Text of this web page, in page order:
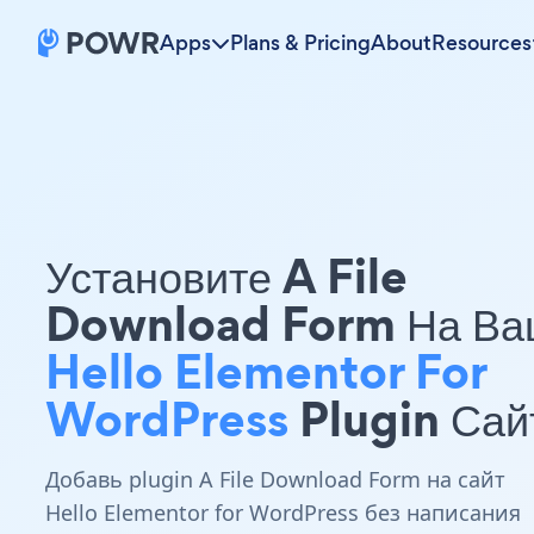
Apps Plans & PricingAboutResources
Установите A File
Download Form На
Hello Elementor For
WordPress Plugin
Добавь plugin A File Download Form на сайт
Hello Elementor for WordPress без написания